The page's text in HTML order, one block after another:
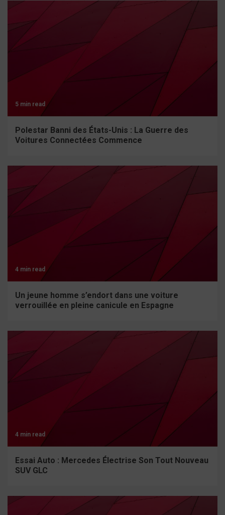
5 min read
Polestar Banni des États-Unis : La Guerre des
Voitures Connectées Commence
4 min read
Un jeune homme s’endort dans une voiture
verrouillée en pleine canicule en Espagne
4 min read
Essai Auto : Mercedes Électrise Son Tout Nouveau
SUV GLC